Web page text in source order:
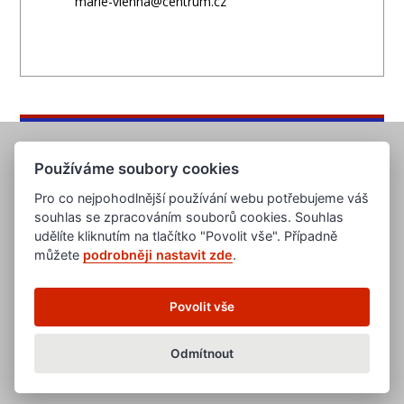
www.evropska-databanka.cz
www.edb.eu
www.poptavka.net
www.nabidka.net
www.14000.cz
Používáme soubory cookies
Pro co nejpohodlnější používání webu potřebujeme váš
souhlas se zpracováním souborů cookies. Souhlas
udělíte kliknutím na tlačítko "Povolit vše". Případně
můžete podrobněji nastavit zde.
Povolit vše
Odmítnout